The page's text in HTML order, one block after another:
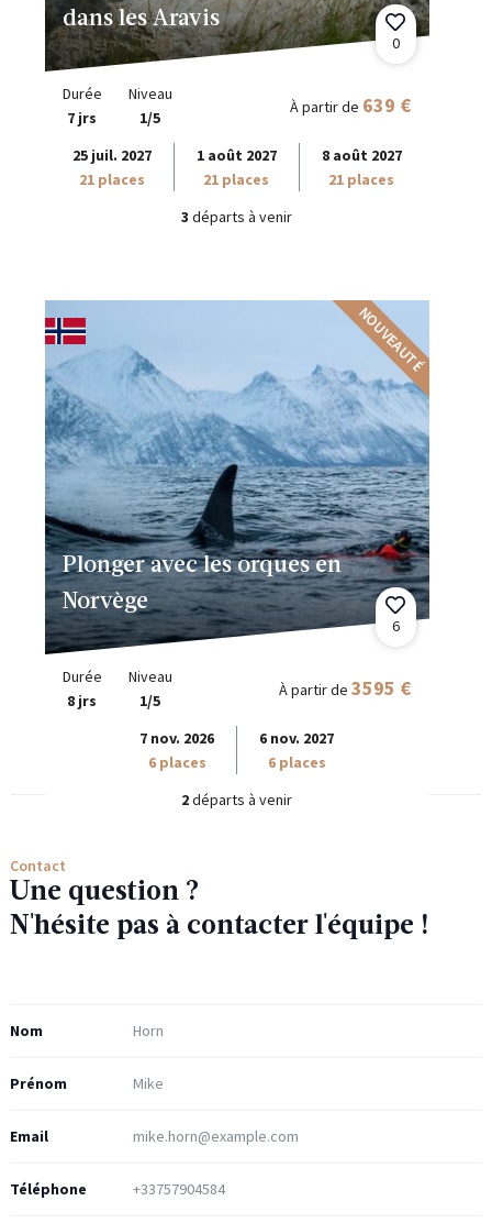
dans les Aravis
0
Durée
7 jrs
Niveau
1/5
À partir de 639 €
25 juil. 2027
21 places
1 août 2027
21 places
8 août 2027
21 places
3 départs à venir
NOUVEAUTÉ
Plonger avec les orques en
Norvège
6
Durée
8 jrs
Niveau
1/5
À partir de 3595 €
7 nov. 2026
6 places
6 nov. 2027
6 places
2départs à venir
Contact
Une question ?
N'hésite pas à contacter l'équipe !
Nom
Prénom
Email
Téléphone